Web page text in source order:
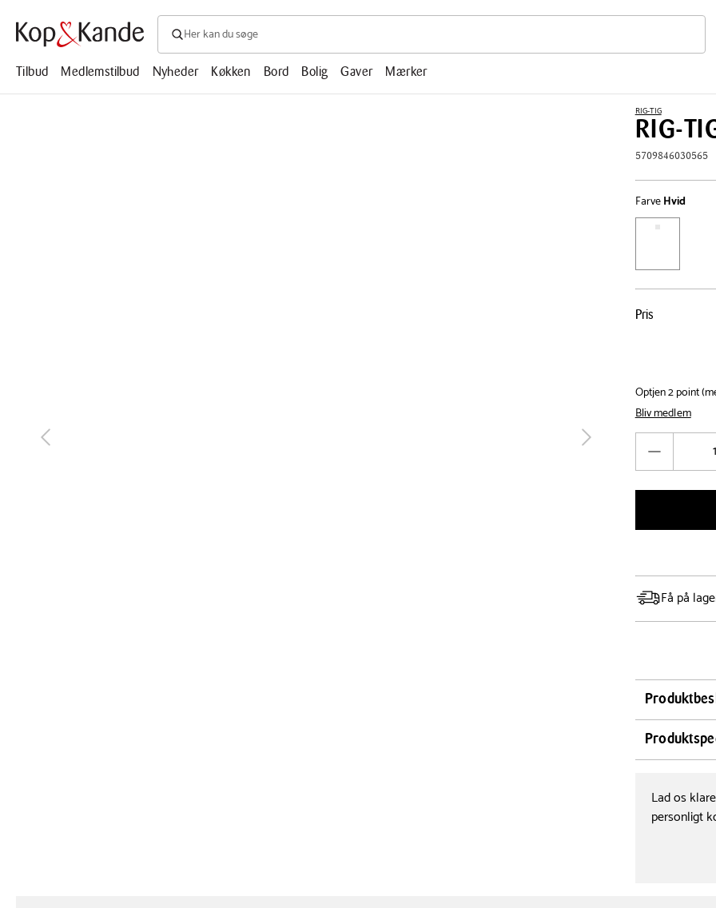
Søg efter produkter, artikler, opskrifter, mm.
Søg
efter
artikler,
Tilbud
Medlemstilbud Nyheder Køkken Bord Bolig Gaver Mærker
næste tilbage
RIG-TIG
RIG-
5709846030565
FarveHvid
Pris
Pris
Optjen 2 point
Bliv medlem
Få på
Sødeste
findes i
baseret på
8.3 cm
Lad os
personligt